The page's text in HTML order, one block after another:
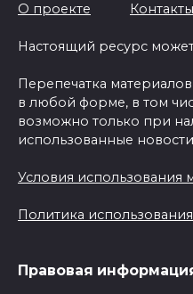
О проекте Контакты
Настоящий ресурс
Перепечатка
в любой форме, в том
возможно только при
использованные
Условия использования
Политика
Правовая